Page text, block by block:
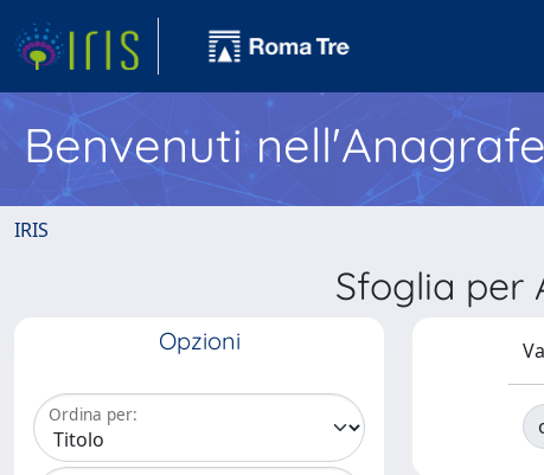
Benvenuti
IRIS
Sfoglia per
Opzioni
Ordina per: